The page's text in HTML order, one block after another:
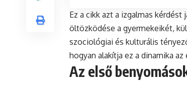
Ez a cikk azt a izgalmas
öltözködése a gyermekeikét,
szociológiai és kulturális
hogyan alakítja ez a dinamika
Az első